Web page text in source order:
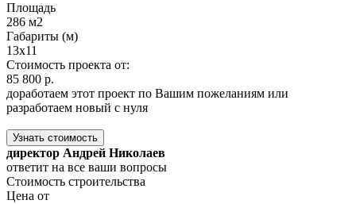
Площадь
286 м2
Габариты (м)
13x11
Стоимость проекта от:
85 800 р.
доработаем этот проект по Вашим пожеланиям или
разработаем новый с нуля
Узнать стоимость
директор Андрей Николаев
ответит на все ваши вопросы
Стоимость строительства
Цена от